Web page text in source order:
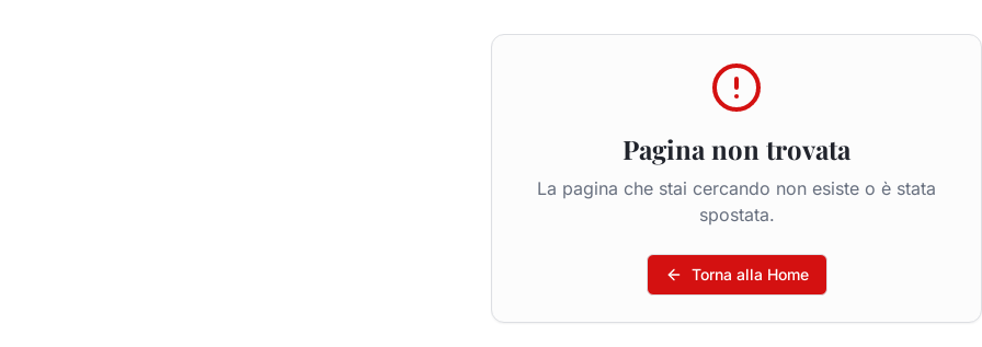
Pagina non trovata
La pagina che stai cercando non esiste o è stata
spostata.
Torna alla Home